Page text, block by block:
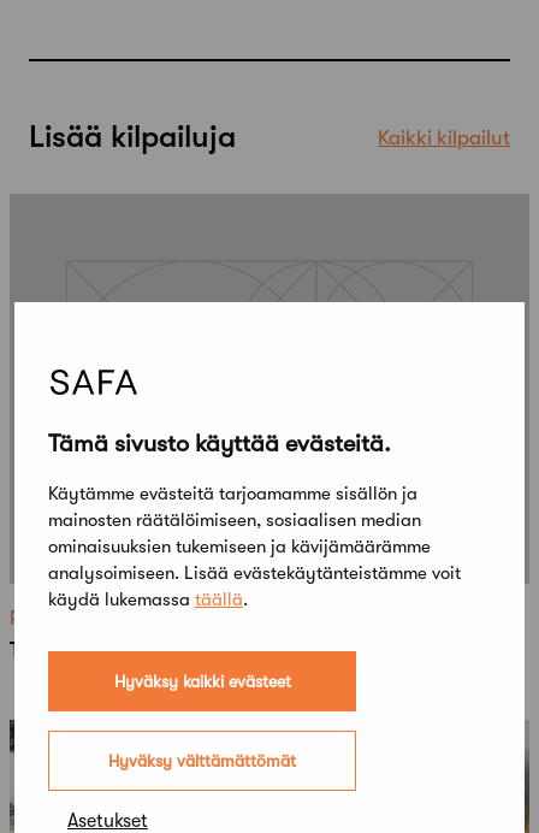
Tämä sivusto käyttää evästeitä.
Käytämme evästeitä tarjoamamme sisällön ja
mainosten räätälöimiseen, sosiaalisen median
ominaisuuksien tukemiseen ja kävijämäärämme
analysoimiseen. Lisää evästekäytänteistämme voit
käydä lukemassa täällä.
Hyväksy kaikki evästeet
Hyväksy välttämättömät
Asetukset
Lisää kilpailuja Kaikki kilpailut
Ratkenneet
Tove Jansson -juhlarahan suunnittelukilpailu